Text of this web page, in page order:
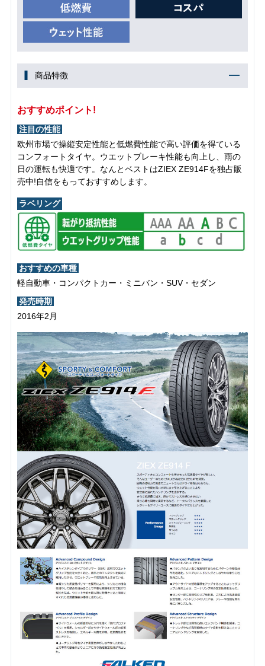
商品特徴
おすすめポイント!
注目の性能
欧州市場で操縦安定性能と低燃費性能で高い評価を得ている
コンフォートタイヤ。ウエットブレーキ性能も向上し、雨の
日の運転も快適です。なんとベストはZIEX ZE914Fを独占販
売中!自信をもっておすすめします。
ラベリング
おすすめの車種
軽自動車・コンパクトカー・ミニバン・SUV・セダン
発売時期
2016年2月